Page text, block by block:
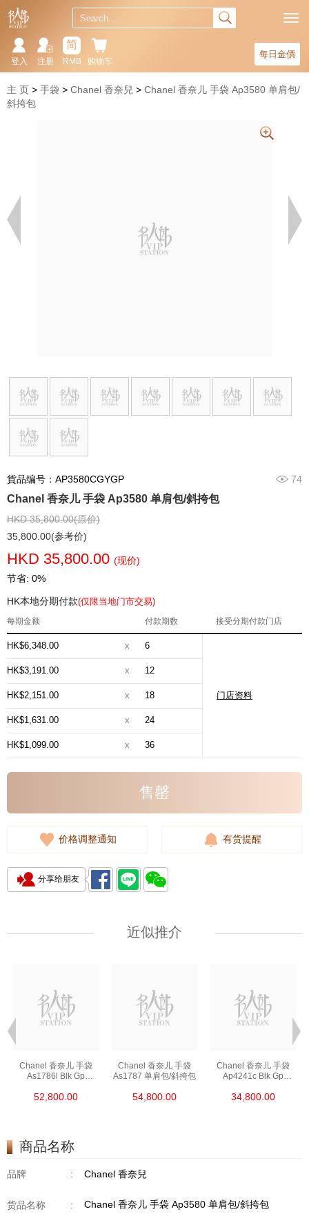
每日金價
购物车
简
RMB
注册
登入
主 页 手袋 Chanel 香奈兒
Chanel 香奈儿 手袋 Ap3580 单肩包/
斜挎包
貨品编号：AP3580CGYGP 74
Chanel 香奈儿 手袋 Ap3580 单肩包/斜挎包
HKD 35,800.00(原价)
35,800.00(参考价)
HKD 35,800.00 (现价)
节省: 0%
HK本地分期付款(仅限当地门市交易)
每期金额 付款期数 接受分期付款门店
HK$6,348.00 x 6
门店资料
HK$3,191.00 x 12
HK$2,151.00 x 18
HK$1,631.00 x 24
HK$1,099.00 x 36
售罄
价格调整通知 有货提醒
分享给朋友
近似推介
Chanel 香奈儿 手袋
As1786l Blk Gp
52,800.00
Chanel 香奈儿 手袋
As1787 单肩包/斜挎包
54,800.00
Chanel 香奈儿 手袋
Ap4241c Blk Gp
34,800.00
商品名称
品牌 : Chanel 香奈兒
货品名称 : Chanel 香奈儿 手袋 Ap3580 单肩包/斜挎包